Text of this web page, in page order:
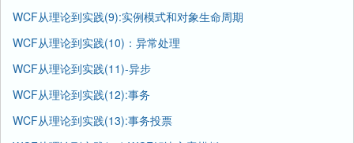
WCF从理论到实践(9):实例模式和对象生命周期
WCF从理论到实践(10)：异常处理
WCF从理论到实践(11)-异步
WCF从理论到实践(12):事务
WCF从理论到实践(13):事务投票